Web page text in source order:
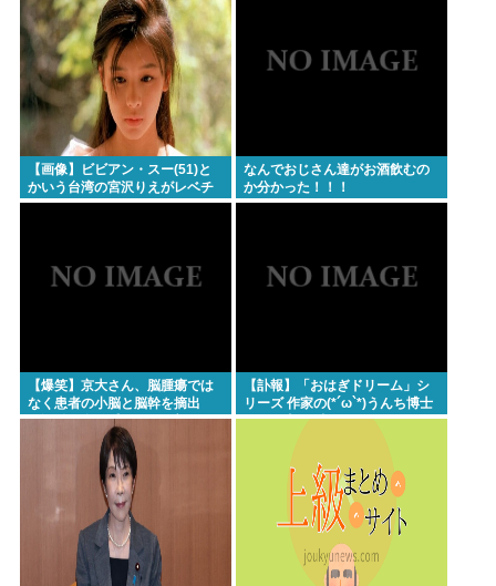
記録映画かと思った。金正恩でもあんなに盛らん
ぞ」
【朗報】悠仁さま、ついに自力で『テント設営』！
国民感動の嵐www
ライフとかマルエツとか、特に何の取り柄もないス
ーパーが東京でデカい顔してるの不思議だよな、普
一番かっこいい病気の名前、決まるw w w w w w w w
Powered by livedoor 相互RSS
が"向かった先"
【画像】ビビアン・スー(51)と
かいう台湾の宮沢りえがレベチ
でえっちすぎるｗｗｗ
なんでおじさん達がお酒飲むの
か分かった！！！
【爆笑】京大さん、脳腫瘍では
なく患者の小脳と脳幹を摘出
（運動と自発呼吸を司る部
位）。患者は生き地獄に
【訃報】「おはぎドリーム」シ
リーズ 作家の(*´ω`*)うんち博士
さん死去 64歳